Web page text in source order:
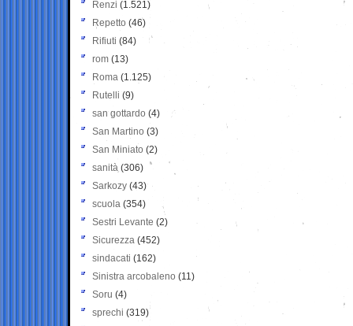
Renzi (1.521)
Repetto (46)
Rifiuti (84)
rom (13)
Roma (1.125)
Rutelli (9)
san gottardo (4)
San Martino (3)
San Miniato (2)
sanità (306)
Sarkozy (43)
scuola (354)
Sestri Levante (2)
Sicurezza (452)
sindacati (162)
Sinistra arcobaleno (11)
Soru (4)
sprechi (319)